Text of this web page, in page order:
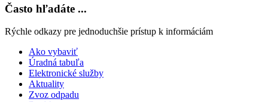
Často hľadáte ...
Rýchle odkazy pre jednoduchšie prístup k informáciám
Ako vybaviť
Úradná tabuľa
Elektronické služby
Aktuality
Zvoz odpadu